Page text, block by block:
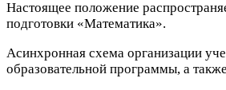
Настоящее положение
подготовки «Математика».
Асинхронная схема организации
образовательной программы, а